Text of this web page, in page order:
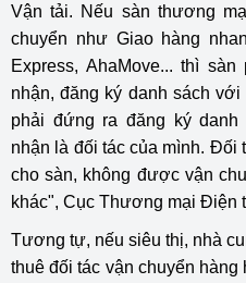
Vận tải. Nếu sàn thương
chuyển như Giao hàng
Express, AhaMove... thì
nhận, đăng ký danh sách
phải đứng ra đăng ký
nhận là đối tác của mình. Đối
cho sàn, không được vận
khác", Cục Thương mại Điện
Tương tự, nếu siêu thị, nhà
thuê đối tác vận chuyển